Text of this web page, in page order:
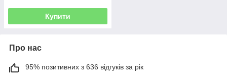
Купити
Про нас
95% позитивних з 636 відгуків за рік